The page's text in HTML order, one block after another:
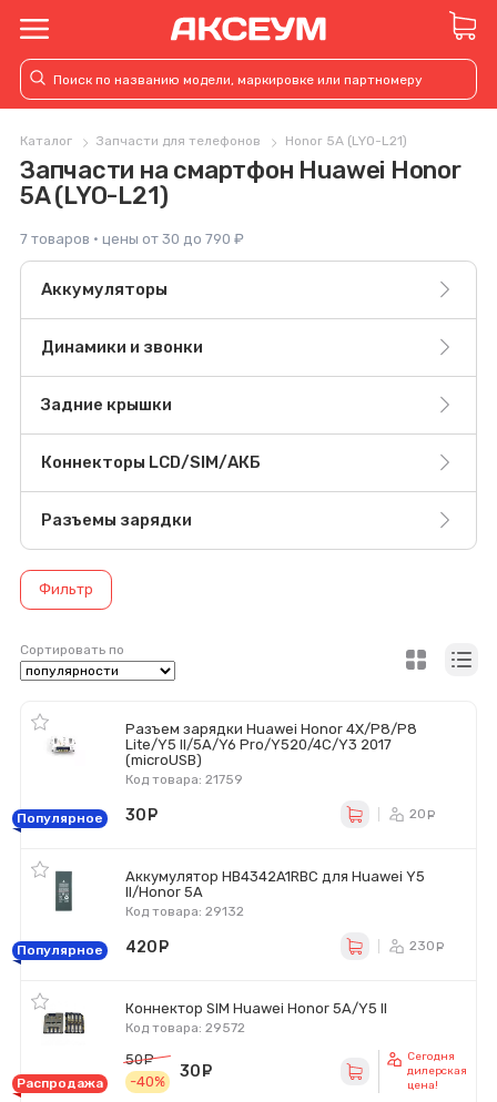
Каталог Запчасти для телефонов Honor 5A (LYO-L21)
Запчасти на смартфон Huawei Honor
5A (LYO-L21)
7 товаров · цены от 30 до 790 ₽
Аккумуляторы
Динамики и звонки
Задние крышки
Коннекторы LCD/SIM/АКБ
Разъемы зарядки
Фильтр
Сортировать по
Разъем зарядки Huawei Honor 4X/P8/P8
Lite/Y5 II/5A/Y6 Pro/Y520/4C/Y3 2017
(microUSB)
Код товара: 21759
Популярное 30 20
Аккумулятор HB4342A1RBC для Huawei Y5
II/Honor 5A
Код товара: 29132
Популярное 420 230
Коннектор SIM Huawei Honor 5A/Y5 II
Код товара: 29572
Распродажа
50
руб.
-40%
30
Сегодня
дилерская
цена!